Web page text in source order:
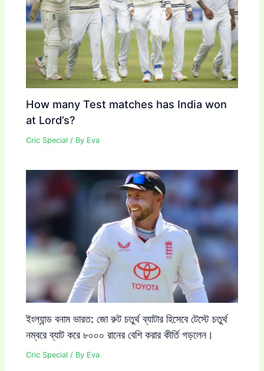
How many Test matches has India won
at Lord’s?
Cric Special / By Eva
ইংল্যান্ড বনাম ভারত: জো রুট চতুর্থ ব্যাটার হিসেবে টেস্টে চতুর্থ
নম্বরে ব্যাট করে ৮০০০ রানের বেশি করার কীর্তি গড়লেন।
Cric Special / By Eva